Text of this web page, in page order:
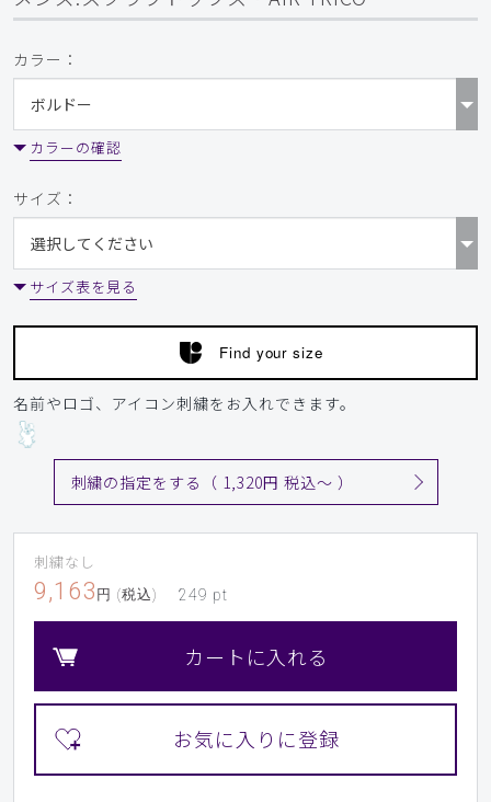
カラー：
カラーの確認
サイズ：
サイズ表を見る
Find your size
名前やロゴ、アイコン刺繍をお入れできます。
刺繍の指定をする（ 1,320円 税込〜 ）
刺繍なし
9,163 円 (税込) 249 pt
カートに入れる